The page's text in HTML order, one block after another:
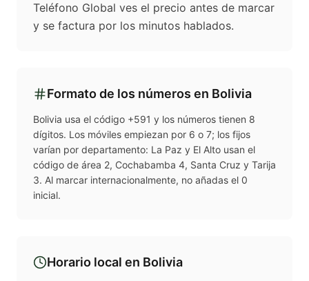
Teléfono Global ves el precio antes de marcar
y se factura por los minutos hablados.
Formato de los números en Bolivia
Bolivia usa el código +591 y los números tienen 8
dígitos. Los móviles empiezan por 6 o 7; los fijos
varían por departamento: La Paz y El Alto usan el
código de área 2, Cochabamba 4, Santa Cruz y Tarija
3. Al marcar internacionalmente, no añadas el 0
inicial.
Horario local en Bolivia